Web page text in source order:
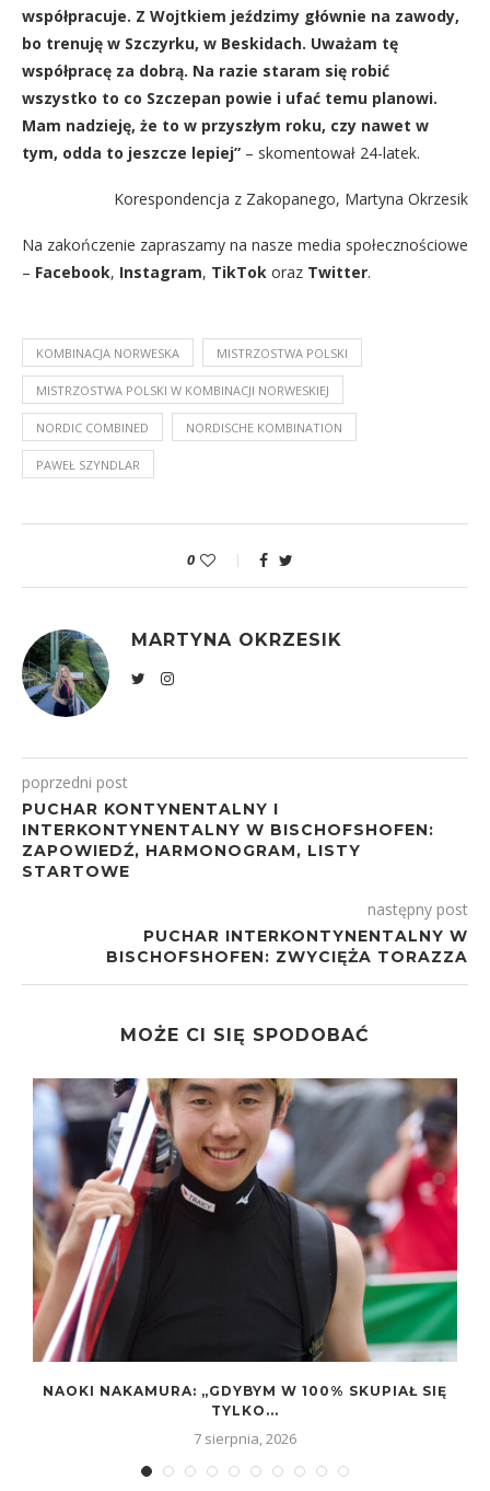
współpracuje. Z Wojtkiem jeździmy głównie na zawody,
bo trenuję w Szczyrku, w Beskidach. Uważam tę
współpracę za dobrą. Na razie staram się robić
wszystko to co Szczepan powie i ufać temu planowi.
Mam nadzieję, że to w przyszłym roku, czy nawet w
tym, odda to jeszcze lepiej” – skomentował 24-latek.
Korespondencja z Zakopanego, Martyna Okrzesik
Na zakończenie zapraszamy na nasze media społecznościowe
– Facebook, Instagram, TikTok oraz Twitter.
KOMBINACJA NORWESKA MISTRZOSTWA POLSKI
MISTRZOSTWA POLSKI W KOMBINACJI NORWESKIEJ
NORDIC COMBINED NORDISCHE KOMBINATION
PAWEŁ SZYNDLAR
0
MARTYNA OKRZESIK
poprzedni post
PUCHAR KONTYNENTALNY I
INTERKONTYNENTALNY W BISCHOFSHOFEN:
ZAPOWIEDŹ, HARMONOGRAM, LISTY
STARTOWE
następny post
PUCHAR INTERKONTYNENTALNY W
BISCHOFSHOFEN: ZWYCIĘŻA TORAZZA
MOŻE CI SIĘ SPODOBAĆ
NAOKI NAKAMURA: „GDYBYM W 100% SKUPIAŁ SIĘ
TYLKO...
7 sierpnia, 2026